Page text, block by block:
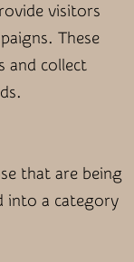
visitors
These
and collect
that are being
into a category